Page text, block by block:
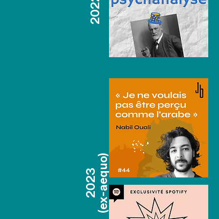
2022
2023(ex-aequo)